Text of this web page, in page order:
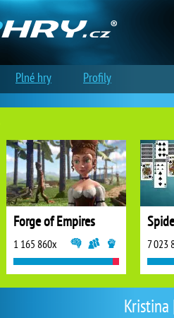
Forge of Empires
1 165 860x 7 023
Plné hry Profily